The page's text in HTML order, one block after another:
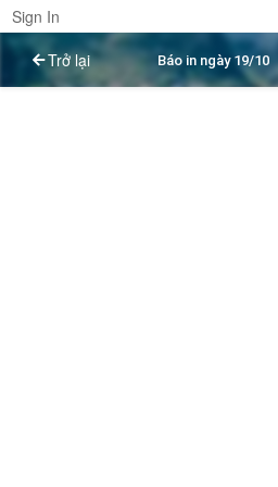
Sign In
Trở lại
Báo in ngày 19/10